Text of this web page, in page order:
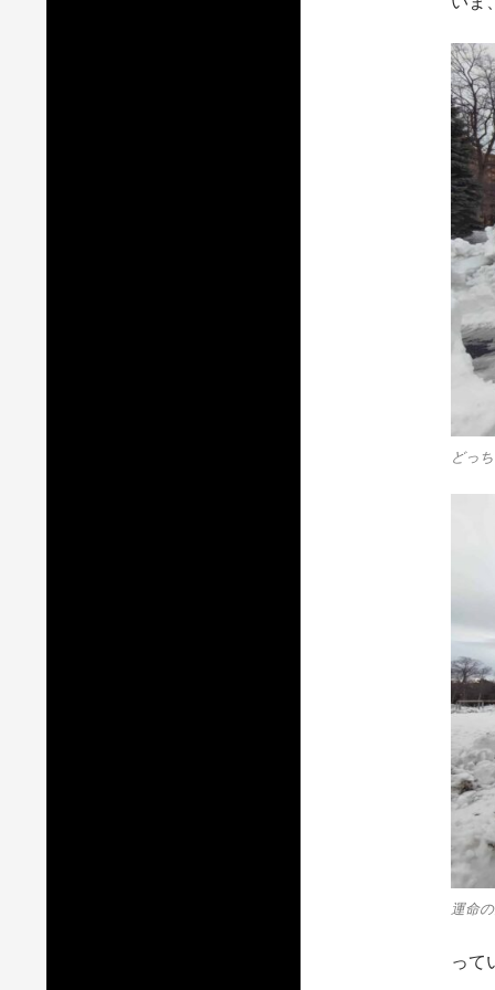
どっ
運命
って